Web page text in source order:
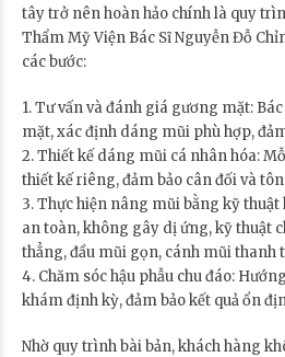
tây trở nên hoàn hảo chính là quy
Thẩm Mỹ Viện Bác Sĩ Nguyễn Đỗ
các bước:
1. Tư vấn và đánh giá gương mặt:
mặt, xác định dáng mũi phù hợp,
2. Thiết kế dáng mũi cá nhân hóa:
thiết kế riêng, đảm bảo cân đối và
3. Thực hiện nâng mũi bằng kỹ thuật
an toàn, không gây dị ứng, kỹ thuật
thẳng, đầu mũi gọn, cánh mũi thanh
4. Chăm sóc hậu phẫu chu đáo:
khám định kỳ, đảm bảo kết quả ổn
Nhờ quy trình bài bản, khách hàng